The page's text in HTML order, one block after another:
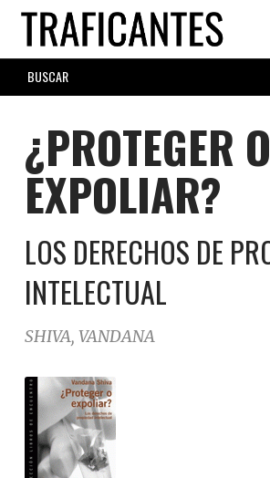
Skip
main
content
SEARCH
FORM
¿PROTEGER O
EXPOLIAR?
LOS DERECHOS DE PROPIEDAD
INTELECTUAL
SHIVA, VANDANA